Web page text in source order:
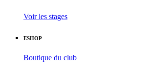
Voir les stages
ESHOP
Boutique du club